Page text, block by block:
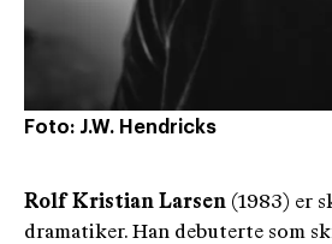
Foto: J.W. Hendricks
Rolf Kristian Larsen (1983) er
dramatiker. Han debuterte som